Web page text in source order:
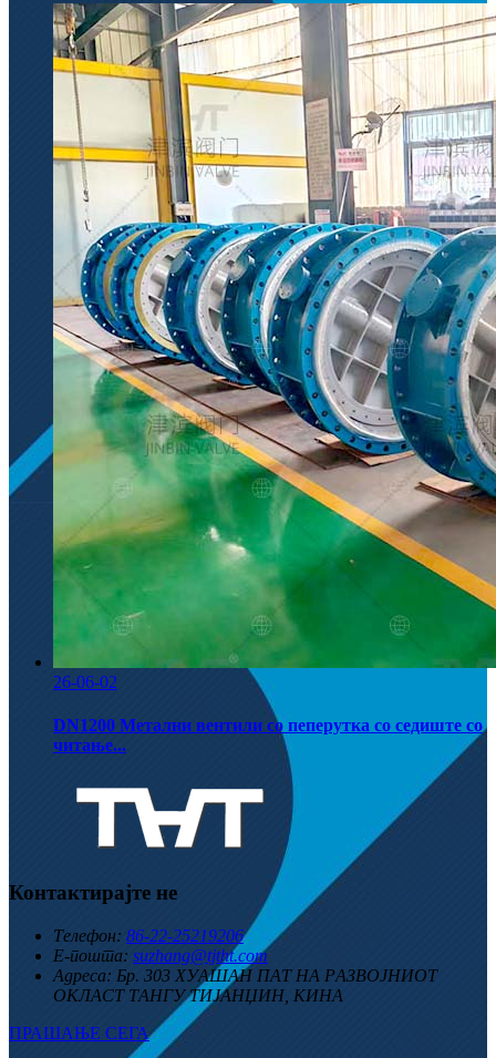
26-06-02
DN1200 Метални вентили со пеперутка со седиште со
читање...
Контактирајте не
Телефон: 86-22-25219206
Е-пошта: suzhang@tjtht.com
Адреса: Бр. 303 ХУАШАН ПАТ НА РАЗВОЈНИОТ
ОКЛАСТ ТАНГУ ТИЈАНЏИН, КИНА
ПРАШАЊЕ СЕГА